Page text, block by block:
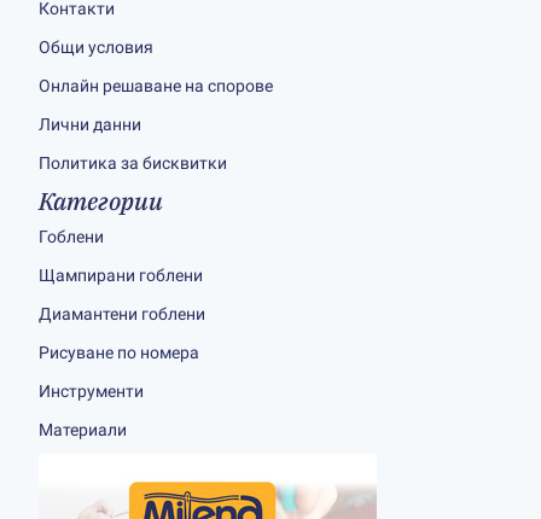
Контакти
Общи условия
Онлайн решаване на спорове
Лични данни
Политика за бисквитки
Категории
Гоблени
Щампирани гоблени
Диамантени гоблени
Рисуване по номера
Инструменти
Материали